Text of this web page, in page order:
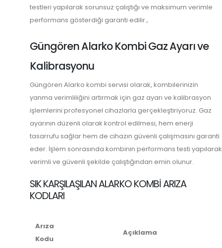
testleri yapılarak sorunsuz çalıştığı ve maksimum verimle
performans gösterdiği garanti edilir.,
Güngören Alarko Kombi Gaz Ayarı ve
Kalibrasyonu
Güngören Alarko kombi servisi olarak, kombilerinizin
yanma verimliliğini artırmak için gaz ayarı ve kalibrasyon
işlemlerini profesyonel cihazlarla gerçekleştiriyoruz. Gaz
ayarının düzenli olarak kontrol edilmesi, hem enerji
tasarrufu sağlar hem de cihazın güvenli çalışmasını garanti
eder. İşlem sonrasında kombinin performans testi yapılarak
verimli ve güvenli şekilde çalıştığından emin olunur.
SIK KARŞILAŞILAN ALARKO KOMBI ARIZA
KODLARI
Arıza
Kodu
Açıklama